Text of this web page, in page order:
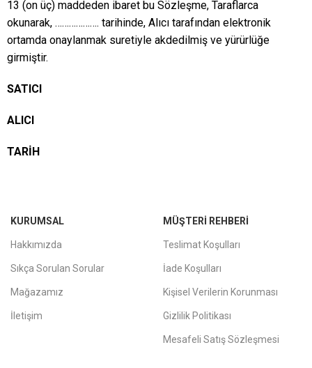
13 (on üç) maddeden ibaret bu Sözleşme, Taraflarca
okunarak, ………………. tarihinde, Alıcı tarafından elektronik
ortamda onaylanmak suretiyle akdedilmiş ve yürürlüğe
girmiştir.
SATICI
ALICI
TARİH
KURUMSAL
Hakkımızda
Sıkça Sorulan Sorular
Mağazamız
İletişim
MÜŞTERI REHBERI
Teslimat Koşulları
İade Koşulları
Kişisel Verilerin Korunması
Gizlilik Politikası
Mesafeli Satış Sözleşmesi